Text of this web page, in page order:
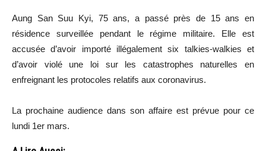
Aung San Suu Kyi, 75 ans, a passé près de 15 ans en
résidence surveillée pendant le régime militaire. Elle est
accusée d’avoir importé illégalement six talkies-walkies et
d’avoir violé une loi sur les catastrophes naturelles en
enfreignant les protocoles relatifs aux coronavirus.
La prochaine audience dans son affaire est prévue pour ce
lundi 1er mars.